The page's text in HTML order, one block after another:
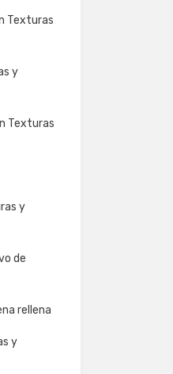
Texturas
y
Texturas
y
de
rellena
y